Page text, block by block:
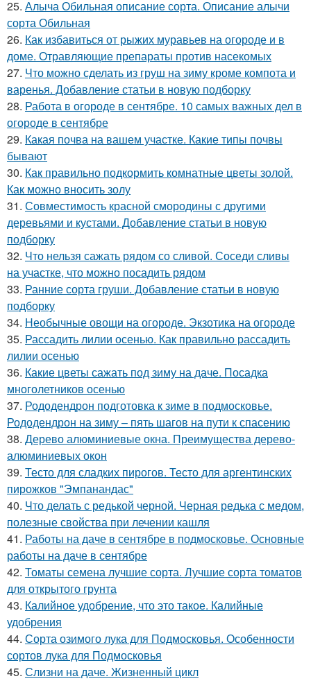
25. Алыча Обильная описание сорта. Описание алычи
сорта Обильная
26. Как избавиться от рыжих муравьев на огороде и в
доме. Отравляющие препараты против насекомых
27. Что можно сделать из груш на зиму кроме компота и
варенья. Добавление статьи в новую подборку
28. Работа в огороде в сентябре. 10 самых важных дел в
огороде в сентябре
29. Какая почва на вашем участке. Какие типы почвы
бывают
30. Как правильно подкормить комнатные цветы золой.
Как можно вносить золу
31. Совместимость красной смородины с другими
деревьями и кустами. Добавление статьи в новую
подборку
32. Что нельзя сажать рядом со сливой. Соседи сливы
на участке, что можно посадить рядом
33. Ранние сорта груши. Добавление статьи в новую
подборку
34. Необычные овощи на огороде. Экзотика на огороде
35. Рассадить лилии осенью. Как правильно рассадить
лилии осенью
36. Какие цветы сажать под зиму на даче. Посадка
многолетников осенью
37. Рододендрон подготовка к зиме в подмосковье.
Рододендрон на зиму – пять шагов на пути к спасению
38. Дерево алюминиевые окна. Преимущества дерево-
алюминиевых окон
39. Тесто для сладких пирогов. Тесто для аргентинских
пирожков "Эмпанандас"
40. Что делать с редькой черной. Черная редька с медом,
полезные свойства при лечении кашля
41. Работы на даче в сентябре в подмосковье. Основные
работы на даче в сентябре
42. Томаты семена лучшие сорта. Лучшие сорта томатов
для открытого грунта
43. Калийное удобрение, что это такое. Калийные
удобрения
44. Сорта озимого лука для Подмосковья. Особенности
сортов лука для Подмосковья
45. Слизни на даче. Жизненный цикл